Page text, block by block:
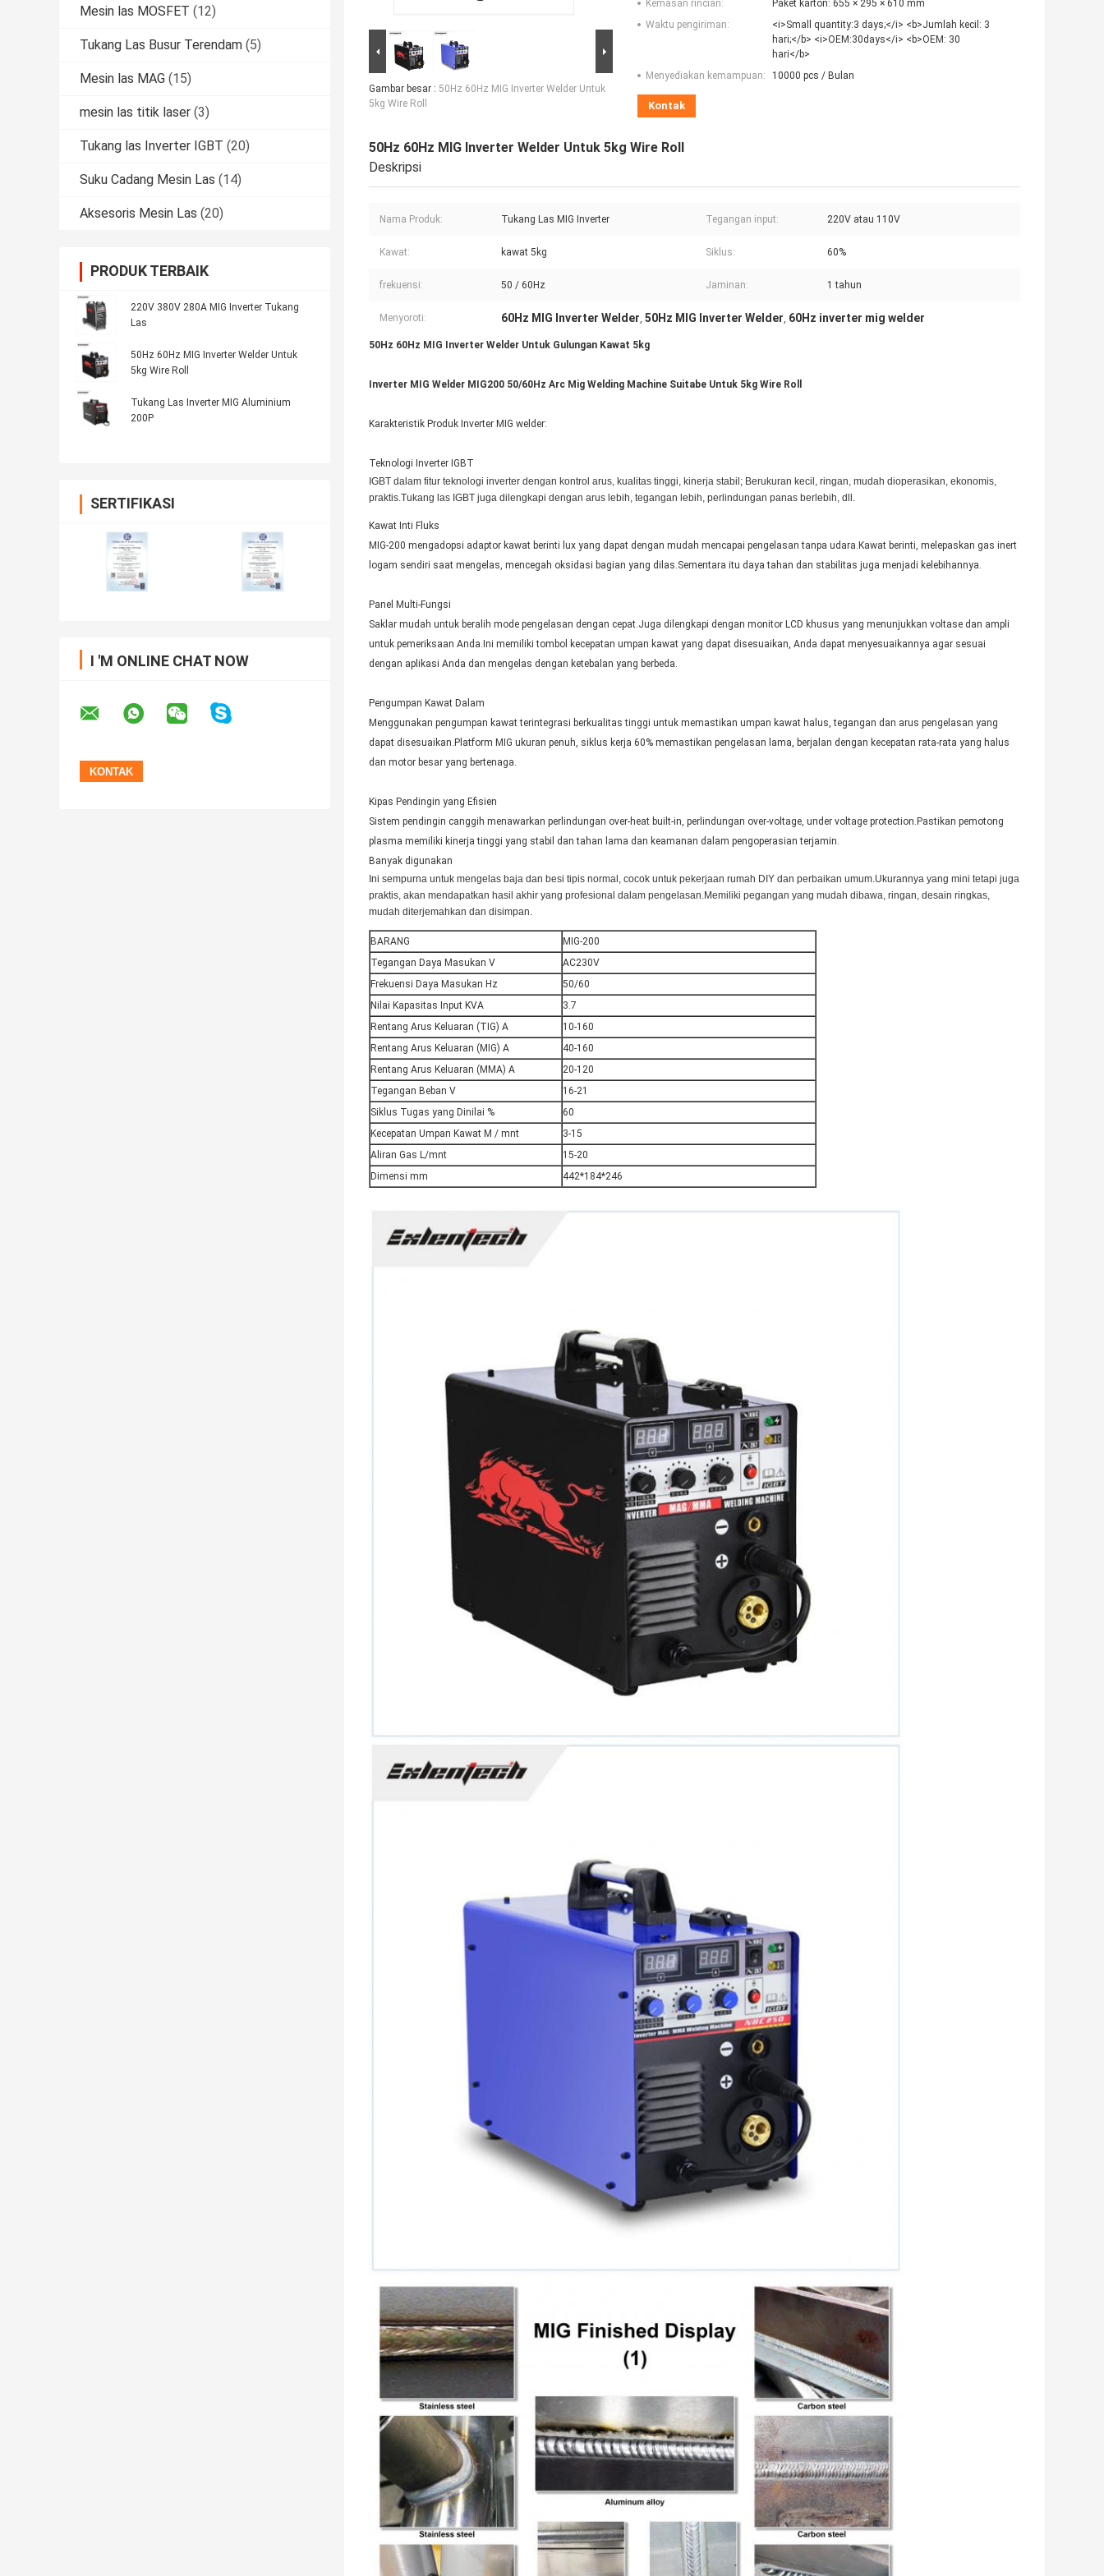
Mesin las MOSFET (12)
Tukang Las Busur Terendam (5)
Mesin las MAG (15)
mesin las titik laser (3)
Tukang las Inverter IGBT (20)
Suku Cadang Mesin Las (14)
Aksesoris Mesin Las (20)
PRODUK TERBAIK
220V 380V 280A MIG Inverter Tukang
Las
50Hz 60Hz MIG Inverter Welder Untuk
5kg Wire Roll
Tukang Las Inverter MIG Aluminium
200P
SERTIFIKASI
I 'M ONLINE CHAT NOW
Gambar besar : 50Hz 60Hz MIG Inverter Welder Untuk
5kg Wire Roll
Kemasan rincian:
Paket karton: 655 × 295 × 610 mm
Waktu pengiriman:
<i>Small quantity:3 days;</i> <b>Jumlah kecil: 3
hari;</b> <i>OEM:30days</i> <b>OEM: 30
hari</b>
Menyediakan kemampuan:
10000 pcs / Bulan
Kontak
50Hz 60Hz MIG Inverter Welder Untuk 5kg Wire Roll
Deskripsi
Nama Produk: Tukang Las MIG Inverter Tegangan input: 220V atau 110V
Kawat: kawat 5kg Siklus: 60%
frekuensi: 50 / 60Hz Jaminan: 1 tahun
Menyoroti: 60Hz MIG Inverter Welder, 50Hz MIG Inverter Welder, 60Hz inverter mig welder
50Hz 60Hz MIG Inverter Welder Untuk Gulungan Kawat 5kg
Inverter MIG Welder MIG200 50/60Hz Arc Mig Welding Machine Suitabe Untuk 5kg Wire Roll
Karakteristik Produk Inverter MIG welder:
Teknologi Inverter IGBT
IGBT dalam fitur teknologi inverter dengan kontrol arus, kualitas tinggi, kinerja stabil; Berukuran kecil, ringan, mudah dioperasikan, ekonomis,
praktis.Tukang las IGBT juga dilengkapi dengan arus lebih, tegangan lebih, perlindungan panas berlebih, dll.
Kawat Inti Fluks
MIG-200 mengadopsi adaptor kawat berinti lux yang dapat dengan mudah mencapai pengelasan tanpa udara.Kawat berinti, melepaskan gas inert
logam sendiri saat mengelas, mencegah oksidasi bagian yang dilas.Sementara itu daya tahan dan stabilitas juga menjadi kelebihannya.
Panel Multi-Fungsi
Saklar mudah untuk beralih mode pengelasan dengan cepat.Juga dilengkapi dengan monitor LCD khusus yang menunjukkan voltase dan ampli
untuk pemeriksaan Anda.Ini memiliki tombol kecepatan umpan kawat yang dapat disesuaikan, Anda dapat menyesuaikannya agar sesuai
dengan aplikasi Anda dan mengelas dengan ketebalan yang berbeda.
Pengumpan Kawat Dalam
Menggunakan pengumpan kawat terintegrasi berkualitas tinggi untuk memastikan umpan kawat halus, tegangan dan arus pengelasan yang
dapat disesuaikan.Platform MIG ukuran penuh, siklus kerja 60% memastikan pengelasan lama, berjalan dengan kecepatan rata-rata yang halus
dan motor besar yang bertenaga.
Kipas Pendingin yang Efisien
Sistem pendingin canggih menawarkan perlindungan over-heat built-in, perlindungan over-voltage, under voltage protection.Pastikan pemotong
plasma memiliki kinerja tinggi yang stabil dan tahan lama dan keamanan dalam pengoperasian terjamin.
Banyak digunakan
Ini sempurna untuk mengelas baja dan besi tipis normal, cocok untuk pekerjaan rumah DIY dan perbaikan umum.Ukurannya yang mini tetapi juga
praktis, akan mendapatkan hasil akhir yang profesional dalam pengelasan.Memiliki pegangan yang mudah dibawa, ringan, desain ringkas,
mudah diterjemahkan dan disimpan.
BARANG
MIG-200
Tegangan Daya Masukan V
AC230V
Frekuensi Daya Masukan Hz
50/60
Nilai Kapasitas Input KVA
3.7
Rentang Arus Keluaran (TIG) A
10-160
Rentang Arus Keluaran (MIG) A
40-160
Rentang Arus Keluaran (MMA) A
20-120
Tegangan Beban V
16-21
Siklus Tugas yang Dinilai %
60
Kecepatan Umpan Kawat M / mnt
3-15
Aliran Gas L/mnt
15-20
Dimensi mm
442*184*246